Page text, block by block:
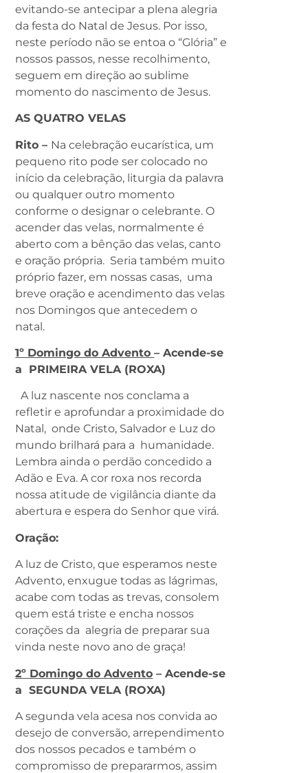
evitando-se antecipar a plena alegria
da festa do Natal de Jesus. Por isso,
neste período não se entoa o “Glória” e
nossos passos, nesse recolhimento,
seguem em direção ao sublime
momento do nascimento de Jesus.
AS QUATRO VELAS
Rito – Na celebração eucarística, um
pequeno rito pode ser colocado no
início da celebração, liturgia da palavra
ou qualquer outro momento
conforme o designar o celebrante. O
acender das velas, normalmente é
aberto com a bênção das velas, canto
e oração própria. Seria também muito
próprio fazer, em nossas casas, uma
breve oração e acendimento das velas
nos Domingos que antecedem o
natal.
1º Domingo do Advento– Acende-se
a PRIMEIRA VELA (ROXA)
A luz nascente nos conclama a
refletir e aprofundar a proximidade do
Natal, onde Cristo, Salvador e Luz do
mundo brilhará para a humanidade.
Lembra ainda o perdão concedido a
Adão e Eva. A cor roxa nos recorda
nossa atitude de vigilância diante da
abertura e espera do Senhor que virá.
Oração:
A luz de Cristo, que esperamos neste
Advento, enxugue todas as lágrimas,
acabe com todas as trevas, consolem
quem está triste e encha nossos
corações da alegria de preparar sua
vinda neste novo ano de graça!
2º Domingo do Advento – Acende-se
a SEGUNDA VELA (ROXA)
A segunda vela acesa nos convida ao
desejo de conversão, arrependimento
dos nossos pecados e também o
compromisso de prepararmos, assim